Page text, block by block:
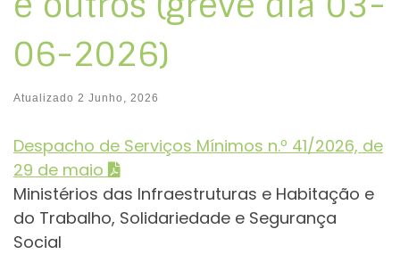
06-2026)
Atualizado 2 Junho, 2026
Despacho de Serviços Mínimos n.º 41/2026, de
29 de maio
Ministérios das Infraestruturas e Habitação e
do Trabalho, Solidariedade e Segurança
Social